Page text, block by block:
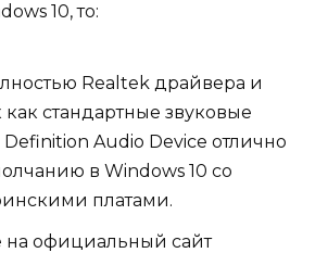
10, то:
Realtek драйвера и
как стандартные звуковые
Audio Device отлично
в Windows 10 со
платами.
на официальный сайт